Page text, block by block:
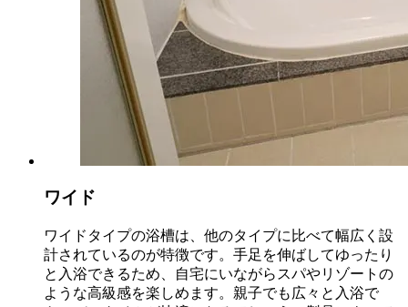
ワイド
ワイドタイプの浴槽は、他のタイプに比べて幅広く設
計されているのが特徴です。手足を伸ばしてゆったり
と入浴できるため、自宅にいながらスパやリゾートの
ような高級感を楽しめます。親子でも広々と入浴で